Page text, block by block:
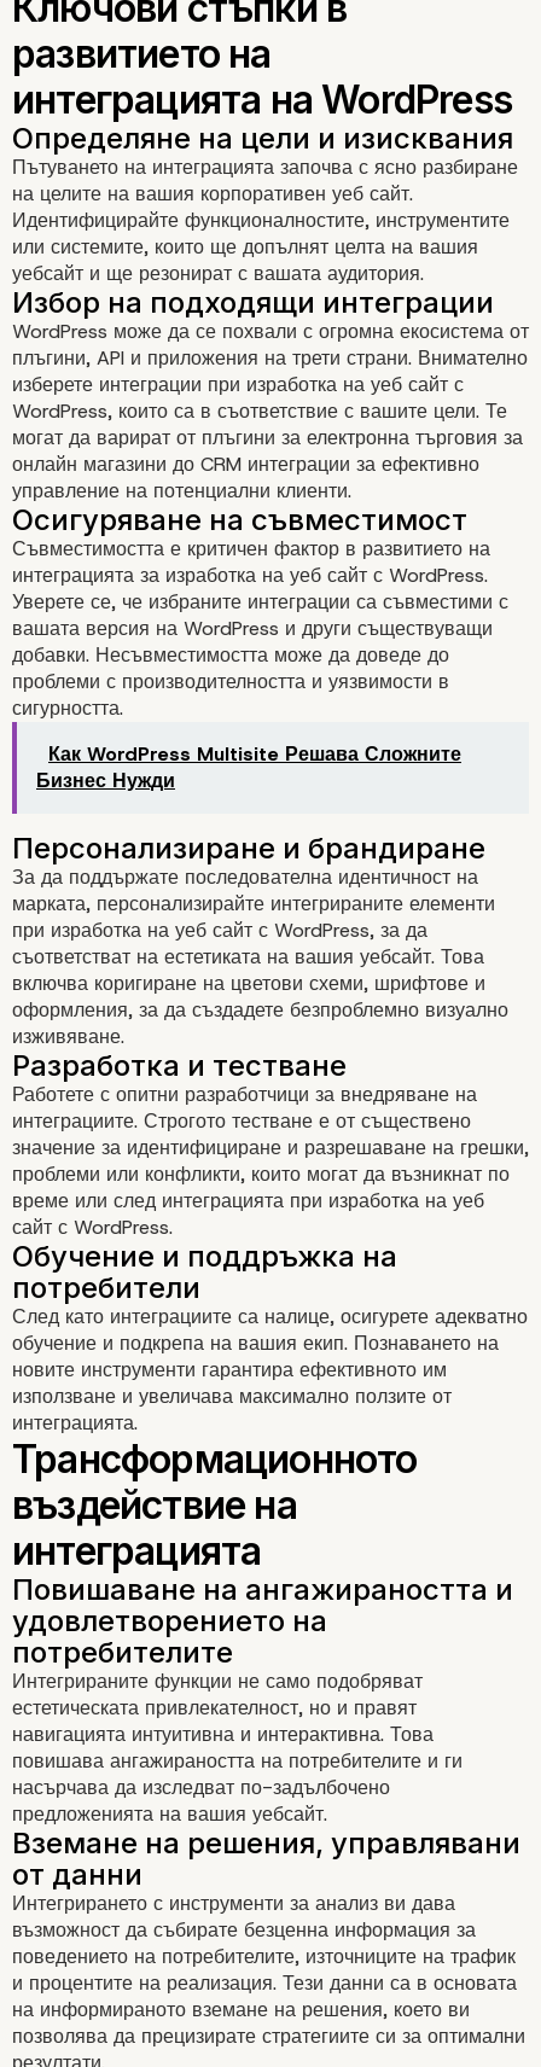
Рационализирани операции
ефективност
Специализирани
стратегии
Ключови стъпки в
развитието на
интеграцията на
Определяне на цели и
Пътуването на интеграцията започва с ясно разбиране
на целите на вашия корпоративен уеб сайт.
Идентифицирайте функционалностите, инструментите
или системите, които ще допълнят целта на вашия
уебсайт и ще резонират с вашата аудитория.
Избор на подходящи
WordPress може да се похвали с огромна екосистема от
плъгини, API и приложения на трети страни. Внимателно
изберете интеграции при изработка на уеб сайт с
WordPress, които са в съответствие с вашите цели. Те
могат да варират от плъгини за електронна търговия за
онлайн магазини до CRM интеграции за ефективно
управление на потенциални клиенти.
Осигуряване на
Съвместимостта е критичен фактор в развитието на
интеграцията за изработка на уеб сайт с WordPress.
Уверете се, че избраните интеграции са съвместими с
вашата версия на WordPress и други съществуващи
добавки. Несъвместимостта може да доведе до
проблеми с производителността и уязвимости в
сигурността.
Как WordPress Multisite Решава Сложните
Бизнес Нужди
Персонализиране и
За да поддържате последователна идентичност на
марката, персонализирайте интегрираните елементи
при изработка на уеб сайт с WordPress, за да
съответстват на естетиката на вашия уебсайт. Това
включва коригиране на цветови схеми, шрифтове и
оформления, за да създадете безпроблемно визуално
изживяване.
Работете с опитни разработчици за внедряване на
интеграциите. Строгото тестване е от съществено
значение за идентифициране и разрешаване на грешки,
проблеми или конфликти, които могат да възникнат по
време или след интеграцията при изработка на уеб
сайт с WordPress.
След като интеграциите са налице, осигурете адекватно
обучение и подкрепа на вашия екип. Познаването на
новите инструменти гарантира ефективното им
използване и увеличава максимално ползите от
интеграцията.
Интегрираните функции не само подобряват
естетическата привлекателност, но и правят
навигацията интуитивна и интерактивна. Това
повишава ангажираността на потребителите и ги
насърчава да изследват по-задълбочено
предложенията на вашия уебсайт.
Интегрирането с инструменти за анализ ви дава
възможност да събирате безценна информация за
поведението на потребителите, източниците на трафик
и процентите на реализация. Тези данни са в основата
на информираното вземане на решения, което ви
позволява да прецизирате стратегиите си за оптимални